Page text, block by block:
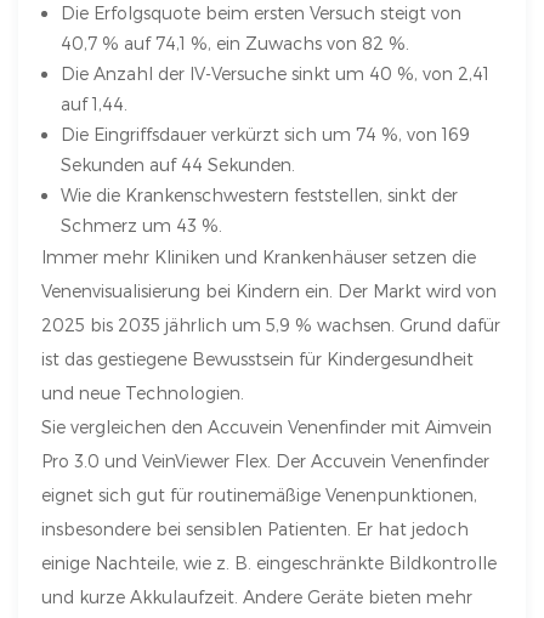
Die Erfolgsquote beim ersten Versuch steigt von
40,7 % auf 74,1 %, ein Zuwachs von 82 %.
Die Anzahl der IV-Versuche sinkt um 40 %, von 2,41
auf 1,44.
Die Eingriffsdauer verkürzt sich um 74 %, von 169
Sekunden auf 44 Sekunden.
Wie die Krankenschwestern feststellen, sinkt der
Schmerz um 43 %.
Immer mehr Kliniken und Krankenhäuser setzen die
Venenvisualisierung bei Kindern ein. Der Markt wird von
2025 bis 2035 jährlich um 5,9 % wachsen. Grund dafür
ist das gestiegene Bewusstsein für Kindergesundheit
und neue Technologien.
Sie vergleichen den Accuvein Venenfinder mit Aimvein
Pro 3.0 und VeinViewer Flex. Der Accuvein Venenfinder
eignet sich gut für routinemäßige Venenpunktionen,
insbesondere bei sensiblen Patienten. Er hat jedoch
einige Nachteile, wie z. B. eingeschränkte Bildkontrolle
und kurze Akkulaufzeit. Andere Geräte bieten mehr